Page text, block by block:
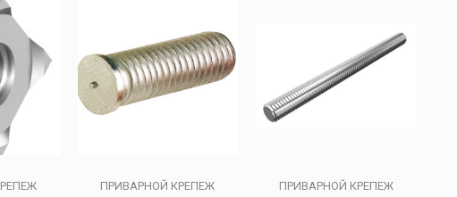
ПРИВАРНОЙ КРЕПЕЖ ПРИВАРНОЙ КРЕПЕЖ